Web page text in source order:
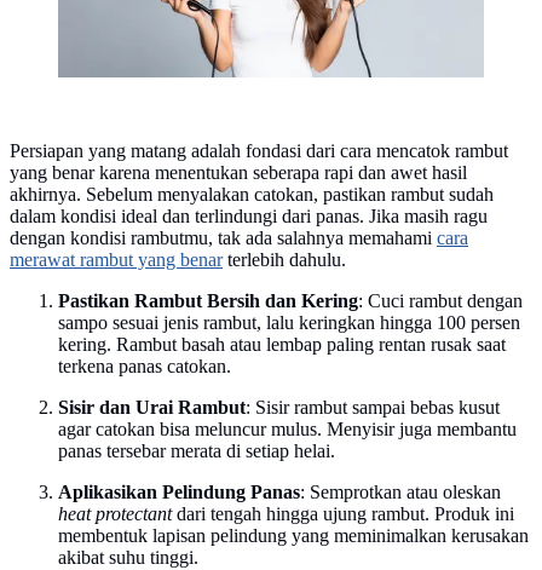
Persiapan yang matang adalah fondasi dari cara mencatok rambut
yang benar karena menentukan seberapa rapi dan awet hasil
akhirnya. Sebelum menyalakan catokan, pastikan rambut sudah
dalam kondisi ideal dan terlindungi dari panas. Jika masih ragu
dengan kondisi rambutmu, tak ada salahnya memahami cara
merawat rambut yang benarterlebih dahulu.
Pastikan Rambut Bersih dan Kering: Cuci rambut dengan
sampo sesuai jenis rambut, lalu keringkan hingga 100 persen
kering. Rambut basah atau lembap paling rentan rusak saat
terkena panas catokan.
Sisir dan Urai Rambut: Sisir rambut sampai bebas kusut
agar catokan bisa meluncur mulus. Menyisir juga membantu
panas tersebar merata di setiap helai.
Aplikasikan Pelindung Panas: Semprotkan atau oleskan
heat protectantdari tengah hingga ujung rambut. Produk ini
membentuk lapisan pelindung yang meminimalkan kerusakan
akibat suhu tinggi.